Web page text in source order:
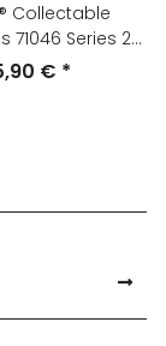
Collectable
71046 Series 26
M:Tron Power-
€ *